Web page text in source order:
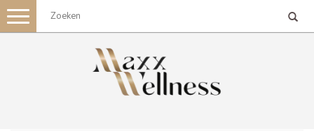
Toggle
navigation